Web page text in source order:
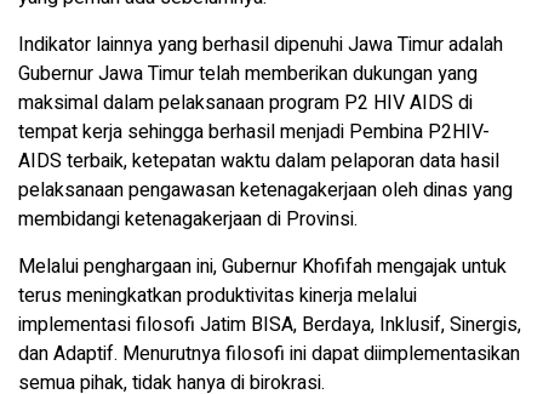
Indikator lainnya yang berhasil dipenuhi Jawa Timur adalah
Gubernur Jawa Timur telah memberikan dukungan yang
maksimal dalam pelaksanaan program P2 HIV AIDS di
tempat kerja sehingga berhasil menjadi Pembina P2HIV-
AIDS terbaik, ketepatan waktu dalam pelaporan data hasil
pelaksanaan pengawasan ketenagakerjaan oleh dinas yang
membidangi ketenagakerjaan di Provinsi.
Melalui penghargaan ini, Gubernur Khofifah mengajak untuk
terus meningkatkan produktivitas kinerja melalui
implementasi filosofi Jatim BISA, Berdaya, Inklusif, Sinergis,
dan Adaptif. Menurutnya filosofi ini dapat diimplementasikan
semua pihak, tidak hanya di birokrasi.